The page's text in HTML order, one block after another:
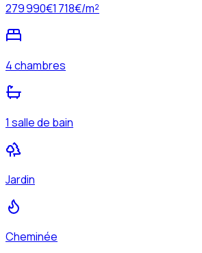
279 990€1 718€/m²
4 chambres
1 salle de bain
Jardin
Cheminée